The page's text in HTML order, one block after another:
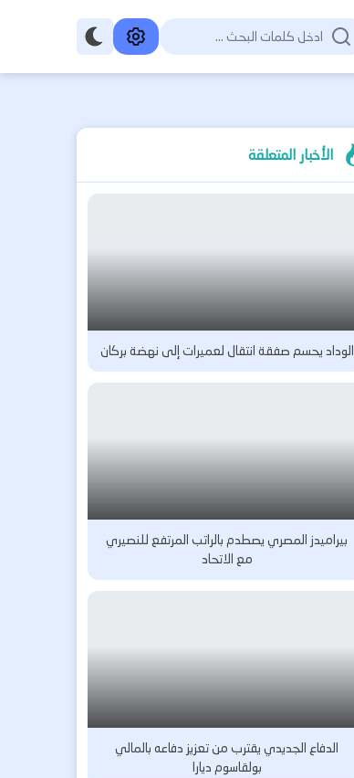
الأخبار المتعلقة
الوداد يحسم صفقة انتقال لعميرات إلى نهضة بركان
بيراميدز المصري يصطدم بالراتب المرتفع للنصيري
مع الاتحاد
الدفاع الجديدي يقترب من تعزيز دفاعه بالمالي
بولقاسوم ديارا